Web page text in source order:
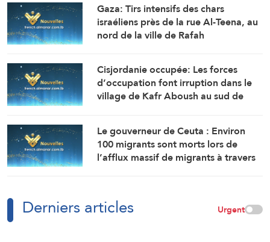
Gaza: Tirs intensifs des chars
israéliens près de la rue Al-Teena, au
nord de la ville de Rafah
Cisjordanie occupée: Les forces
d’occupation font irruption dans le
village de Kafr Aboush au sud de
plusieurs maisons
Le gouverneur de Ceuta : Environ
100 migrants sont morts lors de
l’afflux massif de migrants à travers
Derniers articles Urgent